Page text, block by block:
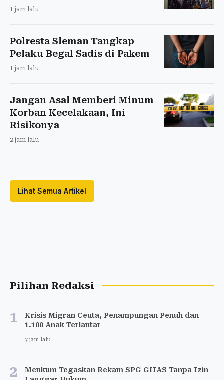
1 jam lalu
Polresta Sleman Tangkap
Pelaku Begal Sadis di Pakem
1 jam lalu
Jangan Asal Memberi Minum
Korban Kecelakaan, Ini
Risikonya
2 jam lalu
Lihat Semua Artikel
Pilihan Redaksi
1
Krisis Migran Ceuta, Penampungan Penuh dan
1.100 Anak Terlantar
7 jam lalu
2
Menkum Tegaskan Rekam SPG GIIAS Tanpa Izin